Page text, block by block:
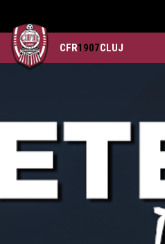
CFR1907CLUJ